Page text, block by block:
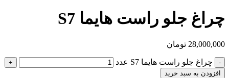
چراغ جلو راست هایما S7
28,000,000 تومان
چراغ جلو راست هایما S7 عدد
افزودن به سبد خرید